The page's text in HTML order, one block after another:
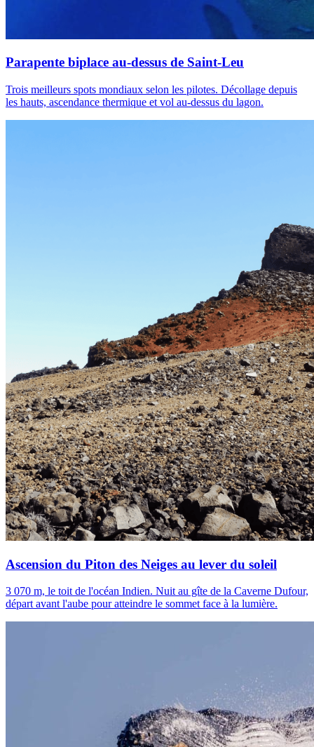
Parapente biplace au-dessus de Saint-Leu
Trois meilleurs spots mondiaux selon les pilotes. Décollage depuis
les hauts, ascendance thermique et vol au-dessus du lagon.
Ascension du Piton des Neiges au lever du soleil
3 070 m, le toit de l'océan Indien. Nuit au gîte de la Caverne Dufour,
départ avant l'aube pour atteindre le sommet face à la lumière.